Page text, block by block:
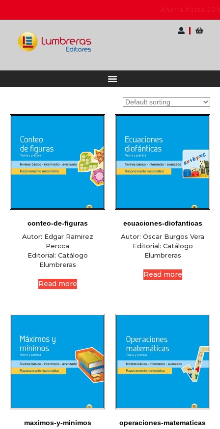
Ahorra hasta 20% OFF | Elige tu
conteo-de-figuras
Autor: Edgar Ramirez
Percca
Editorial: Catálogo
Elumbreras
Read more
ecuaciones-diofanticas
Autor: Oscar Burgos Vera
Editorial: Catálogo
Elumbreras
Read more
maximos-y-minimos
operaciones-matematicas